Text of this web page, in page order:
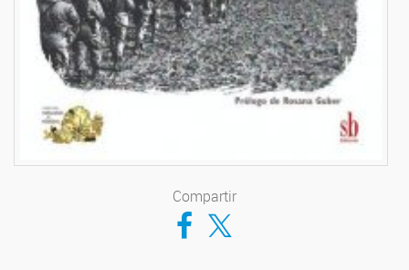
Compartir
Compartir en Facebook
Compartir en Twitter